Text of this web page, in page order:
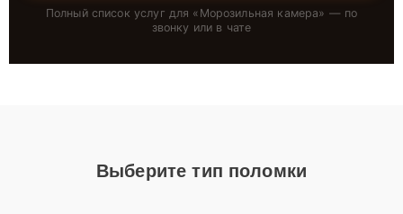
Полный список услуг для « Морозильная камера» — по
звонку или в чате
Выберите тип поломки